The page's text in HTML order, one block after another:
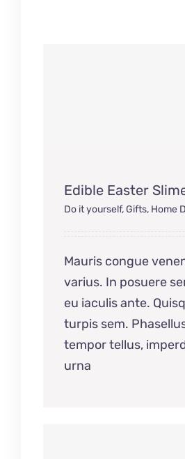
Edible Easter
Do it yourself,Gifts, Home
Mauris congue
varius. In posuere
eu iaculis ante.
turpis sem.
tempor tellus,
urna